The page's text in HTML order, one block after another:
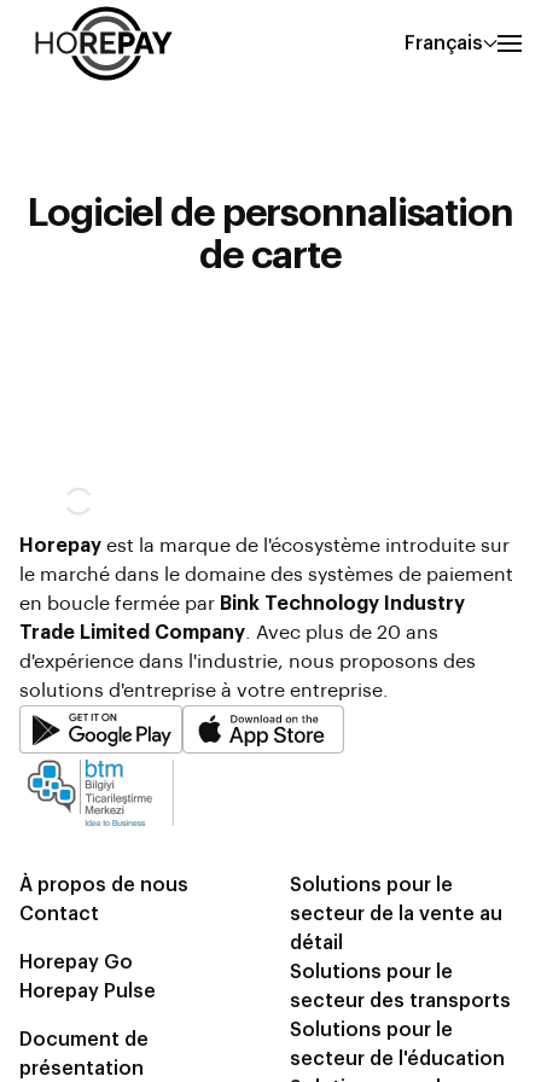
Français
Logiciel de personnalisation
de carte
Horepay est la marque de l'écosystème introduite sur
le marché dans le domaine des systèmes de paiement
en boucle fermée par Bink Technology Industry
Trade Limited Company . Avec plus de 20 ans
d'expérience dans l'industrie, nous proposons des
solutions d'entreprise à votre entreprise.
À propos de nous
Contact
Horepay Go
Horepay Pulse
Document de
présentation
Solutions pour le
secteur de la vente au
détail
Solutions pour le
secteur des transports
Solutions pour le
secteur de l'éducation